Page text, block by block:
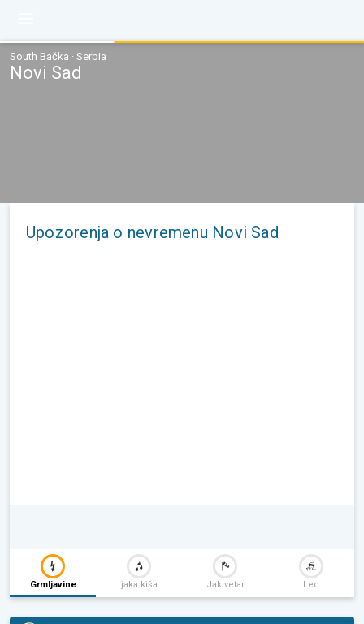
South Bačka · Serbia
Novi Sad
Upozorenja o nevremenu Novi Sad
Grmljavine jaka kiša Jak vetar Led